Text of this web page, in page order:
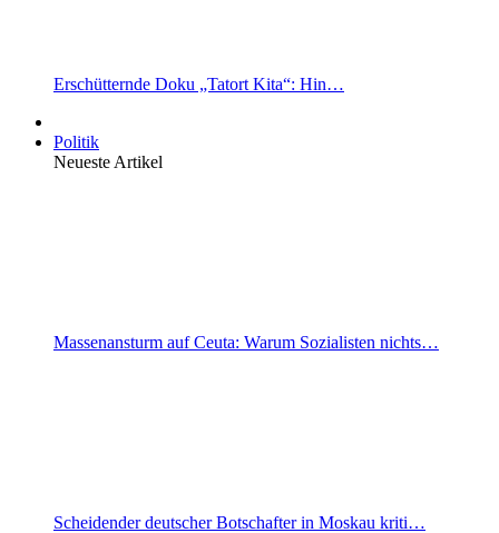
Erschütternde Doku „Tatort Kita“: Hin…
Politik
Neueste Artikel
Massenansturm auf Ceuta: Warum Sozialisten nichts…
Scheidender deutscher Botschafter in Moskau kriti…